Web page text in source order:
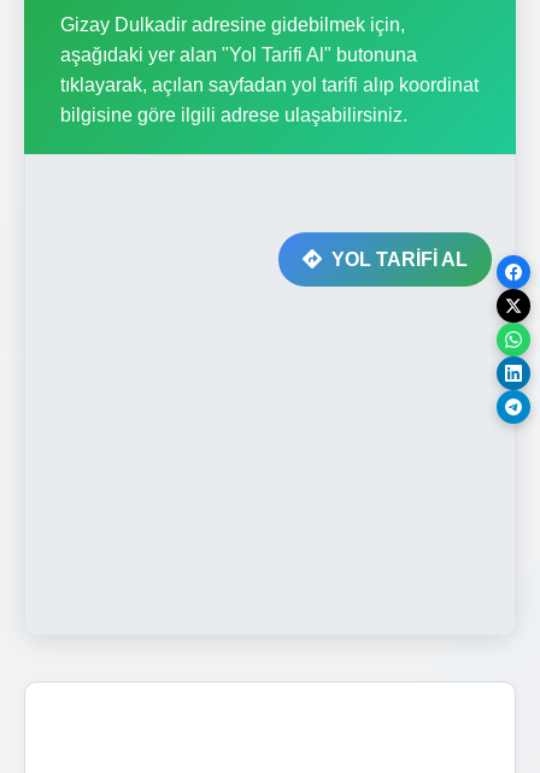
Gizay Dulkadir adresine gidebilmek için,
aşağıdaki yer alan "Yol Tarifi Al" butonuna
tıklayarak, açılan sayfadan yol tarifi alıp koordinat
bilgisine göre ilgili adrese ulaşabilirsiniz.
YOL TARİFİ AL